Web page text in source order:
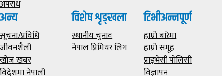
अपराध
अन्य
सूचना/प्रविधि
जीवनशैली
खोज खबर
विदेशमा नेपाली
विशेष शृङ्खला
स्थानीय चुनाव
नेपाल प्रिमियर लिग
टिभीअन्नपूर्ण
हाम्राे बारेमा
हाम्राे समूह
प्राइभेसी पाेलिसी
विज्ञापन